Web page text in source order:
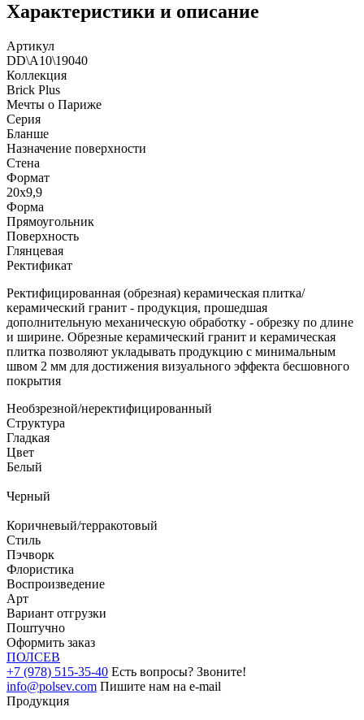
Характеристики и описание
Артикул
DD\A10\19040
Коллекция
Brick Plus
Мечты о Париже
Серия
Бланше
Назначение поверхности
Стена
Формат
20x9,9
Форма
Прямоугольник
Поверхность
Глянцевая
Ректификат
Ректифицированная (обрезная) керамическая плитка/
керамический гранит - продукция, прошедшая
дополнительную механическую обработку - обрезку по длине
и ширине. Обрезные керамический гранит и керамическая
плитка позволяют укладывать продукцию с минимальным
швом 2 мм для достижения визуального эффекта бесшовного
покрытия
Необзрезной/неректифицированный
Структура
Гладкая
Цвет
Белый
Черный
Коричневый/терракотовый
Стиль
Пэчворк
Флористика
Воспроизведение
Арт
Вариант отгрузки
Поштучно
Оформить заказ
ПОЛСЕВ
+7 (978) 515-35-40 Есть вопросы? Звоните!
info@polsev.com Пишите нам на e-mail
Продукция